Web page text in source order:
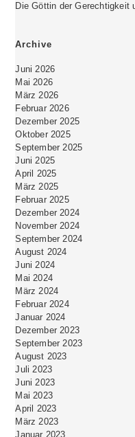
Die Göttin der Gerechtigkeit
Archive
Juni 2026
Mai 2026
März 2026
Februar 2026
Dezember 2025
Oktober 2025
September 2025
Juni 2025
April 2025
März 2025
Februar 2025
Dezember 2024
November 2024
September 2024
August 2024
Juni 2024
Mai 2024
März 2024
Februar 2024
Januar 2024
Dezember 2023
September 2023
August 2023
Juli 2023
Juni 2023
Mai 2023
April 2023
März 2023
Januar 2023